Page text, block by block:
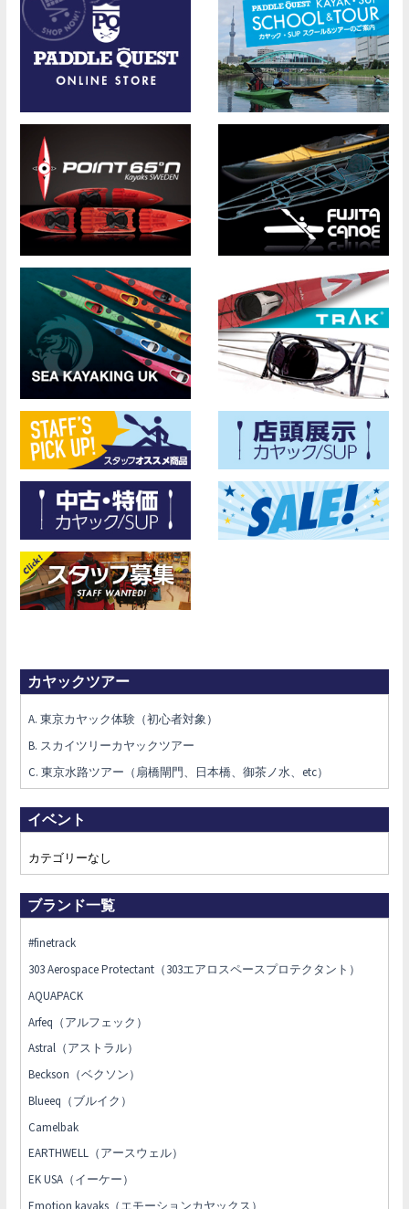
ゲ
ー
シ
ョ
カヤックツアー
A. 東京カヤック体験（初心者対象）
B. スカイツリーカヤックツアー
C. 東京水路ツアー（扇橋閘門、日本橋、御茶ノ水、etc）
イベント
カテゴリーなし
ブランド一覧
#finetrack
303 Aerospace Protectant（303エアロスペースプロテクタント）
AQUAPACK
Arfeq（アルフェック）
Astral（アストラル）
Beckson（ベクソン）
Blueeq（ブルイク）
Camelbak
EARTHWELL（アースウェル）
EK USA（イーケー）
Emotion kayaks（エモーションカヤックス）